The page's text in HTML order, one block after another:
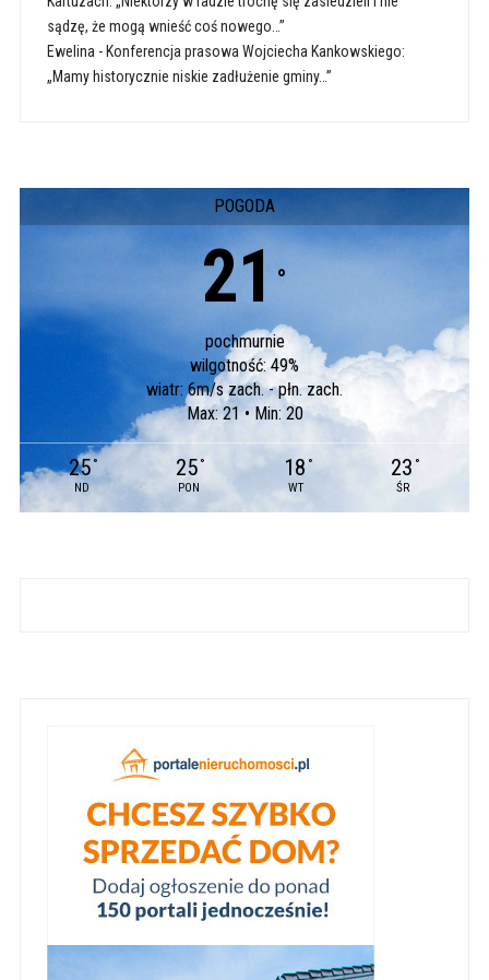
sądzę, że mogą wnieść coś nowego…”
Ewelina - Konferencja prasowa Wojciecha Kankowskiego:
„Mamy historycznie niskie zadłużenie gminy…”
POGODA
21 °
pochmurnie
wilgotność: 49%
wiatr: 6m/s zach. - płn. zach.
Max: 21 • Min: 20
25 °
ND
25 °
PON
18 °
WT
23 °
ŚR